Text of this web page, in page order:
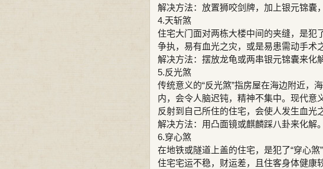
解决方法：放置狮咬剑牌，加上银元锦囊
4.天斩煞
住宅大门面对两栋大楼中间的夹缝，是犯
争执，易有血光之灾，或是易患需动手术
解决方法：摆放龙龟或两串银元锦囊来化解
5.反光煞
传统意义的“反光煞”指房屋在海边附近，
内，会令人脑迟钝，精神不集中。现代意
反射到自己所住的住宅，会使人发生血光
解决方法：用凸面镜或麒麟踩八卦来化解。
6.穿心煞
在地铁或隧道上盖的住宅，是犯了“穿心
住宅宅运不稳，财运差，且住客身体健康